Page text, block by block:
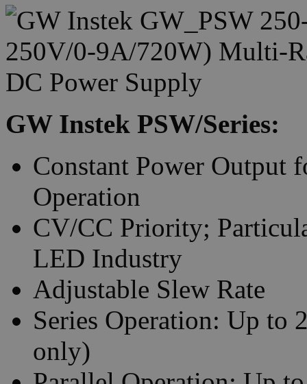
GW Instek PSW/Series:
Constant Power
Operation
CV/CC Priority;
LED Industry
Adjustable Slew Rate
Series Operation: Up to
only)